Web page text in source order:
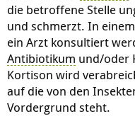
die betroffene Stelle
und schmerzt. In
ein Arzt konsultiert
Antibiotikum und/oder
Kortison wird
auf die von den
Vordergrund steht.